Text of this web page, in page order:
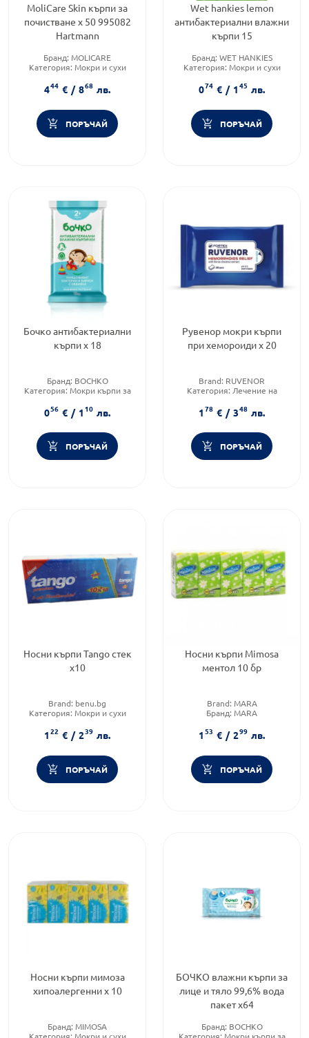
MoliCare Skin кърпи за
почистване х 50 995082
Hartmann
Бранд: MOLICARE
Категория: Мокри и сухи
Форма на продукта:мокри
кърпички
444 € / 868 лв.
ПОРЪЧАЙ
Wet hankies lemon
антибактериални влажни
кърпи 15
Бранд: WET HANKIES
Категория: Мокри и сухи
Форма на продукта:Мокри и
носни кърпи
074 € / 145 лв.
ПОРЪЧАЙ
Бочко антибактериални
кърпи х 18
Бранд: BOCHKO
Категория: Мокри кърпи за
Форма на продукта:мокри
кърпи
056 € / 110 лв.
ПОРЪЧАЙ
Рувенор мокри кърпи
при хемороиди х 20
Brand: RUVENOR
Категория: Лечение на
Предназначено за:
възрастни/деца
178 € / 348 лв.
ПОРЪЧАЙ
Носни кърпи Tango стек
х10
Brand: benu.bg
Категория: Мокри и сухи
Тип продукт:Сухи кърпички
122 € / 239 лв.
ПОРЪЧАЙ
Носни кърпи Mimosa
ментол 10 бр
Brand: MARA
Бранд: MARA
153 € / 299 лв.
ПОРЪЧАЙ
Носни кърпи мимоза
хипоалергенни х 10
Бранд: MIMOSA
БОЧКО влажни кърпи за
лице и тяло 99,6% вода
пакет х64
Бранд: BOCHKO